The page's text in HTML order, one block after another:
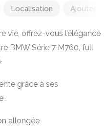
Localisation Ajouter un
vie, offrez-vous l’élégance
BMW Série 7 M760, full
grâce à ses
:
allongée